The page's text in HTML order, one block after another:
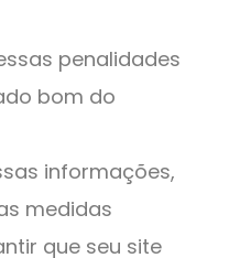
penalidades
bom do
informações,
medidas
que seu site